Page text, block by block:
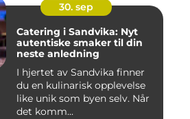
30. sep
Catering i Sandvika: Nyt
autentiske smaker til din
neste anledning
I hjertet av Sandvika finner
du en kulinarisk opplevelse
like unik som byen selv. Når
det komm...